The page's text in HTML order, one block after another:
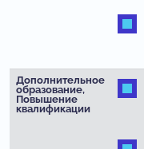
Дополнительное
образование,
Повышение
квалификации